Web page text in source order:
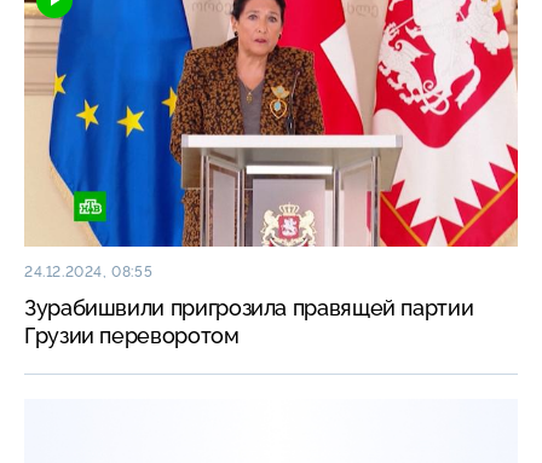
24.12.2024, 08:55
Зурабишвили пригрозила правящей партии
Грузии переворотом